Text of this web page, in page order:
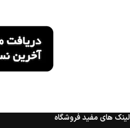
لینک های مفید فروشگاه